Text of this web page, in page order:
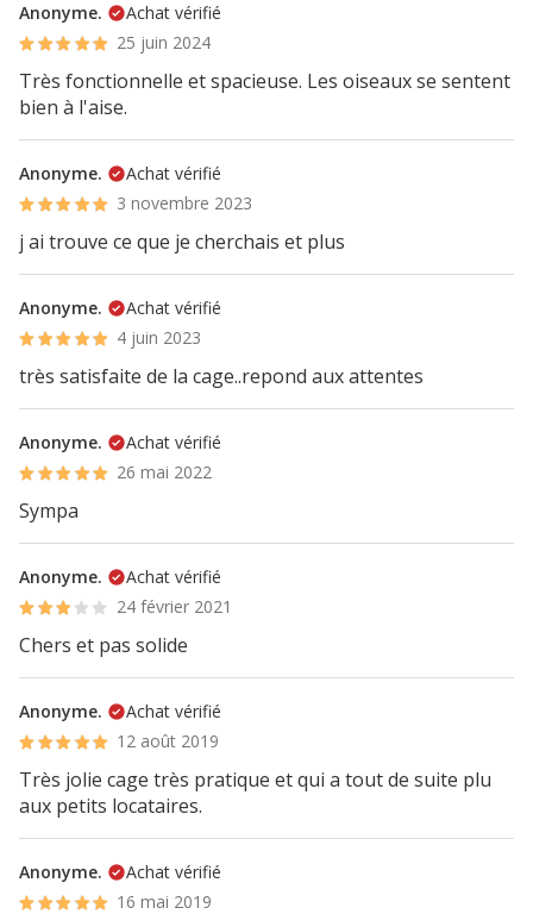
Anonyme.
Achat vérifié
25 juin 2024
Très fonctionnelle et spacieuse. Les oiseaux se sentent
bien à l'aise.
Anonyme.
Achat vérifié
3 novembre 2023
j ai trouve ce que je cherchais et plus
Anonyme.
Achat vérifié
4 juin 2023
très satisfaite de la cage..repond aux attentes
Anonyme.
Achat vérifié
26 mai 2022
Sympa
Anonyme.
Achat vérifié
24 février 2021
Chers et pas solide
Anonyme.
Achat vérifié
12 août 2019
Très jolie cage très pratique et qui a tout de suite plu
aux petits locataires.
Anonyme.
Achat vérifié
16 mai 2019